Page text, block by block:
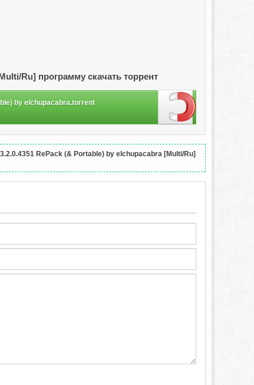
"Unpack Portable.cmd")
снимаем галочку.
Ru] программу скачать торрент
by elchupacabra.torrent
RePack (& Portable) by elchupacabra [Multi/Ru]